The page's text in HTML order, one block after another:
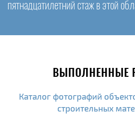
пятнадцатилетний стаж в этой
ВЫПОЛНЕННЫЕ
Каталог фотографий
строительных